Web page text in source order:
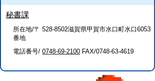
秘書課
所在地/〒 528-8502滋賀県甲賀市水口町水口6053
番地
電話番号/ 0748-69-2100 FAX/0748-63-4619